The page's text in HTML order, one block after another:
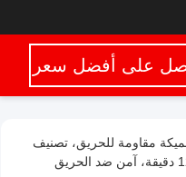
على أفضل سعر
مقاومة للحريق، تصنيف